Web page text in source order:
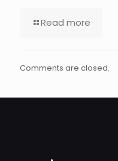
Read more
Comments are closed.